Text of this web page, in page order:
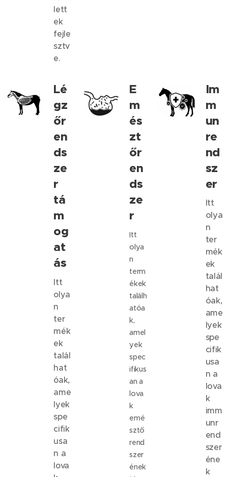
lett
ek
fejle
sztv
e.
Lé
gz
őr
en
ds
ze
r
tá
m
og
at
ás
Itt
olya
n
ter
mék
ek
talál
hat
óak,
ame
lyek
spe
cifik
usa
n a
lova
E
m
és
zt
őr
en
ds
ze
r
Itt
olya
n
term
ékek
találh
atóa
k,
amel
yek
spec
ifikus
an a
lova
k
emé
sztő
rend
szer
ének
Im
m
un
re
nd
sz
er
Itt
olya
n
ter
mék
ek
talál
hat
óak,
ame
lyek
spe
cifik
usa
n a
lova
k
imm
unr
end
szer
éne
k